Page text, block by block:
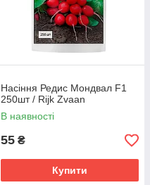
Насіння Редис Мондвал F1
250шт / Rijk Zvaan
В наявності
55 ₴
Купити